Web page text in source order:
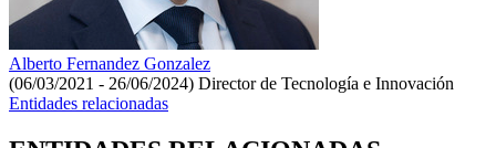
Alberto Fernandez Gonzalez
(06/03/2021 - 26/06/2024) Director de Tecnología e Innovación
Entidades relacionadas